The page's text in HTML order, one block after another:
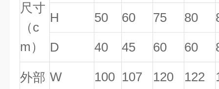
尺寸
（c
m）
H 50 60 75 80
D 40 45 60 60
外部 W 100 107 120 122